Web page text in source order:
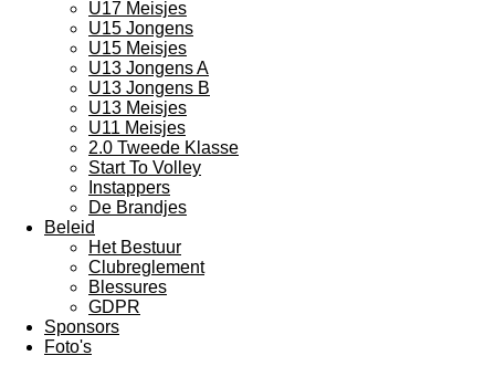
U17 Meisjes
U15 Jongens
U15 Meisjes
U13 Jongens A
U13 Jongens B
U13 Meisjes
U11 Meisjes
2.0 Tweede Klasse
Start To Volley
Instappers
De Brandjes
Beleid
Het Bestuur
Clubreglement
Blessures
GDPR
Sponsors
Foto's